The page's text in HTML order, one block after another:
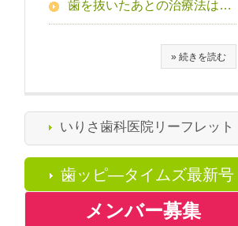
歯を抜いたあとの治療法は…
» 続きを読む
いりさ歯科医院リーフレット
歯ッピ―タイムズ最新号
メンバー募集